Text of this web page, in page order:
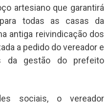
artesiano que garantirá
todas as casas da
antiga reivindicação dos
a pedido do vereador e
da gestão do prefeito
sociais, o vereador